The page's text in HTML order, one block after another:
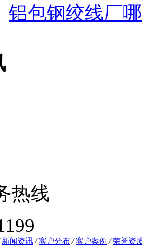
铝包钢绞线厂
热线
新闻资讯 / 客户分布 / 客户案例 / 荣誉资